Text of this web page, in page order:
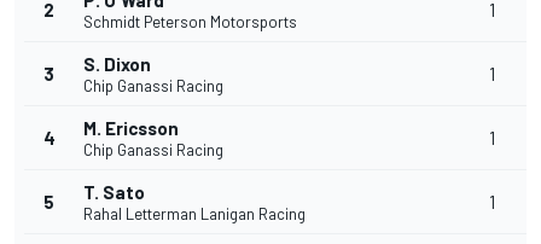
2
Schmidt Peterson Motorsports
1
3 S. Dixon
Chip Ganassi Racing
1
4 M. Ericsson
Chip Ganassi Racing
1
5 T. Sato
Rahal Letterman Lanigan Racing
1